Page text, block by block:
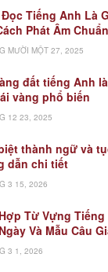
Đọc Tiếng Anh Là
Phát Âm
MƯỜI MỘT 27, 2025
đất tiếng Anh
vàng phổ biến
12 23, 2025
thành ngữ và
dẫn chi tiết
3 15, 2026
Từ Vựng
Và Mẫu Câu
3 1, 2026